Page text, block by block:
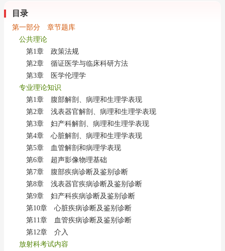
目录
第一部分 章节题库
公共理论
第1章 政策法规
第2章 循证医学与临床科研方法
第3章 医学伦理学
专业理论知识
第1章 腹部解剖、病理和生理学表现
第2章 浅表器官解剖、病理和生理学表现
第3章 妇产科解剖、病理和生理学表现
第4章 心脏解剖、病理和生理学表现
第5章 血管解剖和病理学表现
第6章 超声影像物理基础
第7章 腹部疾病诊断及鉴别诊断
第8章 浅表器官疾病诊断及鉴别诊断
第9章 妇产科疾病诊断及鉴别诊断
第10章 心脏疾病诊断及鉴别诊断
第11章 血管疾病诊断及鉴别诊断
第12章 介入
放射科考试内容